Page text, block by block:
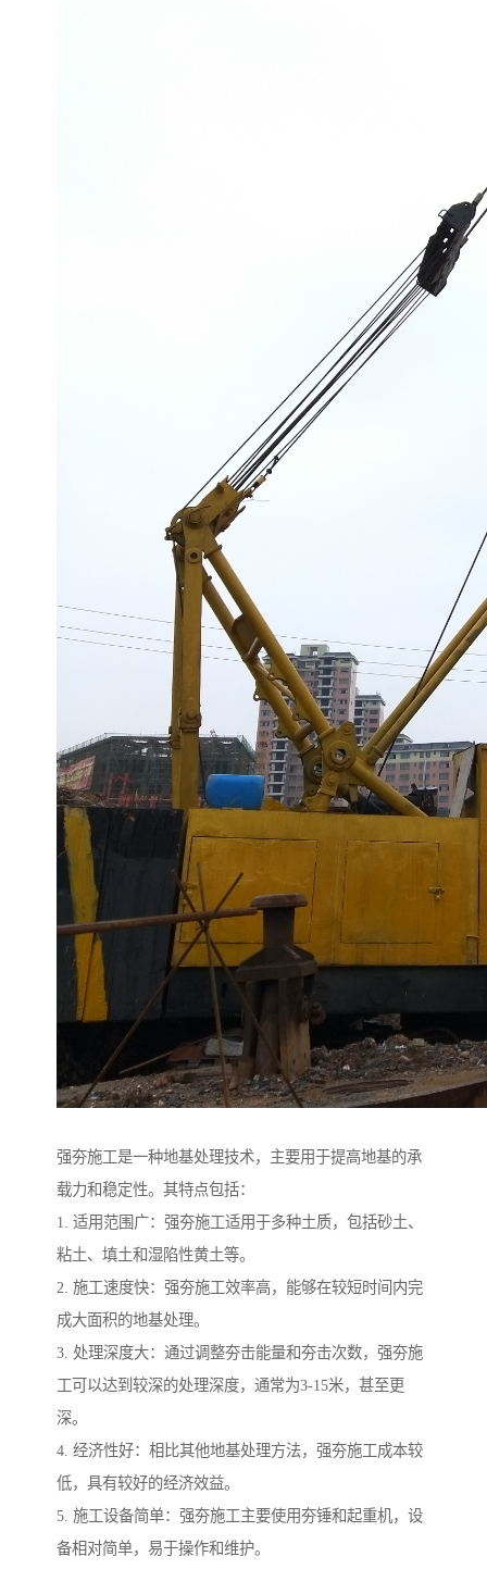
强夯施工是一种地基处理技术，主要用于提高地基的承
载力和稳定性。其特点包括：
1. 适用范围广：强夯施工适用于多种土质，包括砂土、
粘土、填土和湿陷性黄土等。
2. 施工速度快：强夯施工效率高，能够在较短时间内完
成大面积的地基处理。
3. 处理深度大：通过调整夯击能量和夯击次数，强夯施
工可以达到较深的处理深度，通常为3-15米，甚至更
深。
4. 经济性好：相比其他地基处理方法，强夯施工成本较
低，具有较好的经济效益。
5. 施工设备简单：强夯施工主要使用夯锤和起重机，设
备相对简单，易于操作和维护。